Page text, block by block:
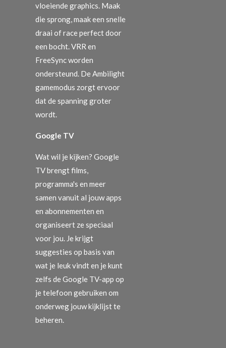
vloeiende graphics. Maak
die sprong, maak een snelle
draai of race perfect door
een bocht. VRR en
FreeSync worden
ondersteund. De Ambilight
gamemodus zorgt ervoor
dat de spanning groter
wordt.
Google TV
Wat wil je kijken? Google
TV brengt films,
programma's en meer
samen vanuit al jouw apps
en abonnementen en
organiseert ze speciaal
voor jou. Je krijgt
suggesties op basis van
wat je leuk vindt en je kunt
zelfs de Google TV-app op
je telefoon gebruiken om
onderweg jouw kijklijst te
beheren.